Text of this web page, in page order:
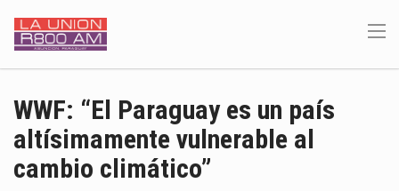
WWF: “El Paraguay es un país
altísimamente vulnerable al
cambio climático”